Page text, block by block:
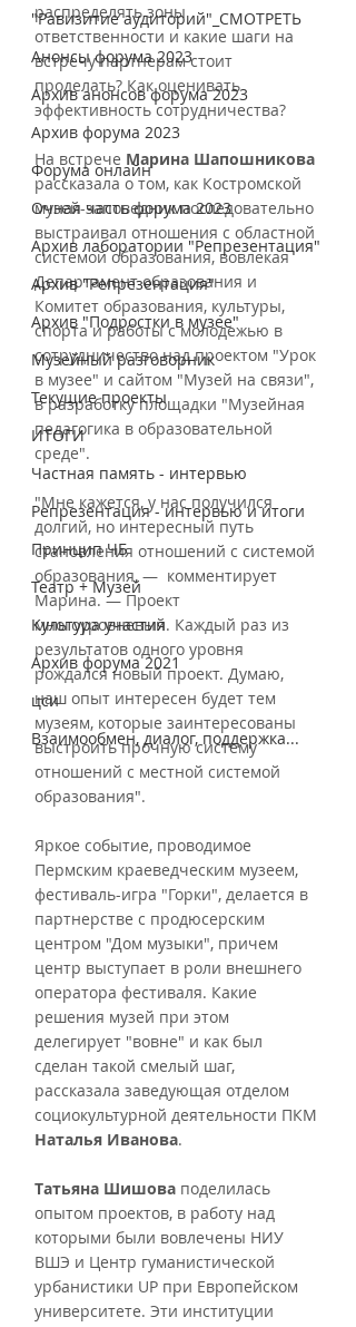
"Равизитие аудиторий"_СМОТРЕТЬ
Анонсы форума 2023
Архив анонсов форума 2023
Архив форума 2023
Форума онлайн
Очная часть форума 2023
Архив лаборатории "Репрезентация"
Архив "Репрезентация"
Архив "Подростки в музее"
Музейный разговорник
Текущие проекты
ИТОГИ
Частная память - интервью
Репрезентация - интервью и итоги
Принцип ЧБ
Театр + Музей
Культура участия
Архив форума 2021
цси
Взаимообмен, диалог, поддержка...
распределять зоны
ответственности и какие шаги на
встречу партнерам стоит
проделать? Как оценивать
эффективность сотрудничества?
На встрече Марина Шапошникова
рассказала о том, как Костромской
музей-заповедник последовательно
выстраивал отношения с областной
системой образования, вовлекая
Департамент образования и
Комитет образования, культуры,
спорта и работы с молодежью в
сотрудничество над проектом "Урок
в музее" и сайтом "Музей на связи",
в разработку площадки "Музейная
педагогика в образовательной
среде".
"Мне кажется, у нас получился
долгий, но интересный путь
становления отношений с системой
образования, —  комментирует
Марина. — Проект
многоуровневый. Каждый раз из
результатов одного уровня
рождался новый проект. Думаю,
наш опыт интересен будет тем
музеям, которые заинтересованы
выстроить прочную систему
отношений с местной системой
образования".
Яркое событие, проводимое
Пермским краеведческим музеем,
фестиваль-игра "Горки", делается в
партнерстве с продюсерским
центром "Дом музыки", причем
центр выступает в роли внешнего
оператора фестиваля. Какие
решения музей при этом
делегирует "вовне" и как был
сделан такой смелый шаг,
рассказала заведующая отделом
социокультурной деятельности ПКМ
Наталья Иванова.
Татьяна Шишова поделилась
опытом проектов, в работу над
которыми были вовлечены НИУ
ВШЭ и Центр гуманистической
урбанистики UP при Европейском
университете. Эти институции